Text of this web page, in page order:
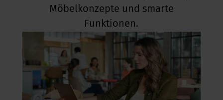
Möbelkonzepte und smarte
Funktionen.